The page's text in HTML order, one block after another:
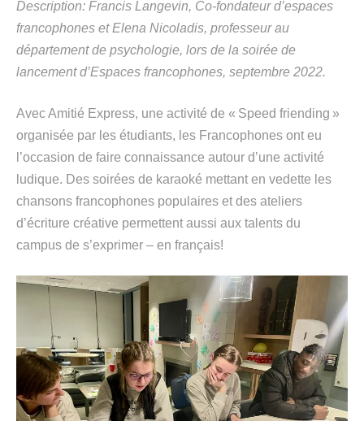
Description: Francis Langevin, Co-fondateur d’espaces
francophones etElena Nicoladis, professeurau
département de psychologie, lors de la soirée de
lancement d’Espaces francophones, septembre 2022.
Avec Amitié Express, une activité de « Speed friending »
organisée par les étudiants, les Francophones ont eu
l’occasion de faire connaissance autour d’une activité
ludique. Des soirées de karaoké mettant en vedette les
chansons francophones populaires et des ateliers
d’écriture créative permettent aussi aux talents du
campus de s’exprimer – en français!